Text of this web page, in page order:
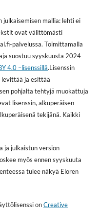
mallia: lehti ei
ovat välittömästi
palvelussa. Toimittamalla
suostuu syyskuusta 2024
4.0 –lisenssillä.Lisenssin
levittää ja esittää
pohjalta tehtyjä muokattuja
lisenssin, alkuperäisen
tekijänä. Kaikki
ja julkaistun version
myös ennen syyskuuta
tulee näkyä Eloren
onCreative